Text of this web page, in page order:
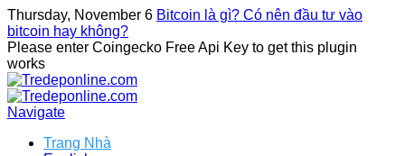
Thursday, November 6 Bitcoin là gì? Có nên đầu tư vào
bitcoin hay không?
Please enter Coingecko Free Api Key to get this plugin
works
Navigate
Trang Nhà